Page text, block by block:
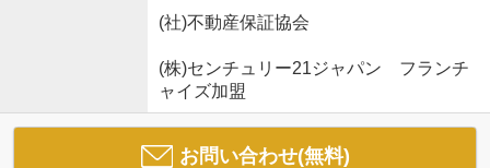
(社)不動産保証協会
(株)センチュリー21ジャパン フランチ
ャイズ加盟
お問い合わせ(無料)